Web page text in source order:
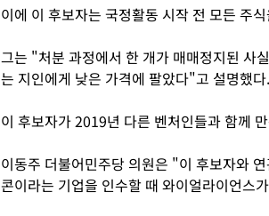
이에 이 후보자는 국정활동 시작 전 모든 주
그는 "처분 과정에서 한 개가 매매정지된 사
는 지인에게 낮은 가격에 팔았다"고 설명했다.
이 후보자가 2019년 다른 벤처인들과 함께
이동주 더불어민주당 의원은 "이 후보자와
콘이라는 기업을 인수할 때 와이얼라이언스